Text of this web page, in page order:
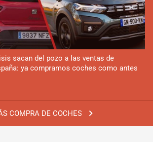
COMPRA DE COCHES
sacan del pozo a las ventas de
ya compramos coches como antes